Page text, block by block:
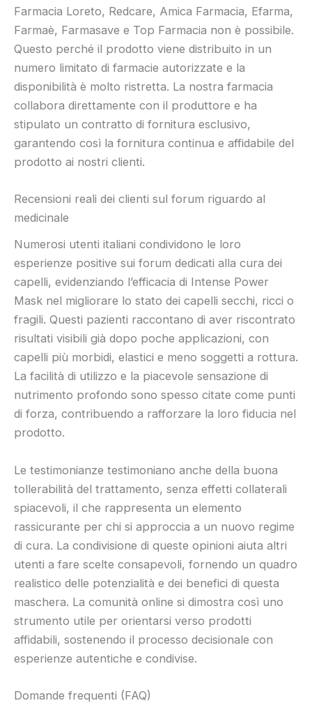
Farmacia Loreto, Redcare, Amica Farmacia, Efarma,
Farmaè, Farmasave e Top Farmacia non è possibile.
Questo perché il prodotto viene distribuito in un
numero limitato di farmacie autorizzate e la
disponibilità è molto ristretta. La nostra farmacia
collabora direttamente con il produttore e ha
stipulato un contratto di fornitura esclusivo,
garantendo così la fornitura continua e affidabile del
prodotto ai nostri clienti.
Recensioni reali dei clienti sul forum riguardo al
medicinale
Numerosi utenti italiani condividono le loro
esperienze positive sui forum dedicati alla cura dei
capelli, evidenziando l’efficacia di Intense Power
Mask nel migliorare lo stato dei capelli secchi, ricci o
fragili. Questi pazienti raccontano di aver riscontrato
risultati visibili già dopo poche applicazioni, con
capelli più morbidi, elastici e meno soggetti a rottura.
La facilità di utilizzo e la piacevole sensazione di
nutrimento profondo sono spesso citate come punti
di forza, contribuendo a rafforzare la loro fiducia nel
prodotto.
Le testimonianze testimoniano anche della buona
tollerabilità del trattamento, senza effetti collaterali
spiacevoli, il che rappresenta un elemento
rassicurante per chi si approccia a un nuovo regime
di cura. La condivisione di queste opinioni aiuta altri
utenti a fare scelte consapevoli, fornendo un quadro
realistico delle potenzialità e dei benefici di questa
maschera. La comunità online si dimostra così uno
strumento utile per orientarsi verso prodotti
affidabili, sostenendo il processo decisionale con
esperienze autentiche e condivise.
Domande frequenti (FAQ)